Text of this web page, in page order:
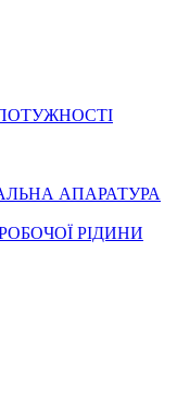
АПАРАТУРА
РІДИНИ